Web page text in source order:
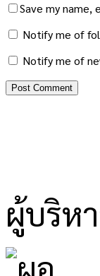
Save my
Notify me of
Notify me of
ผู้บริห